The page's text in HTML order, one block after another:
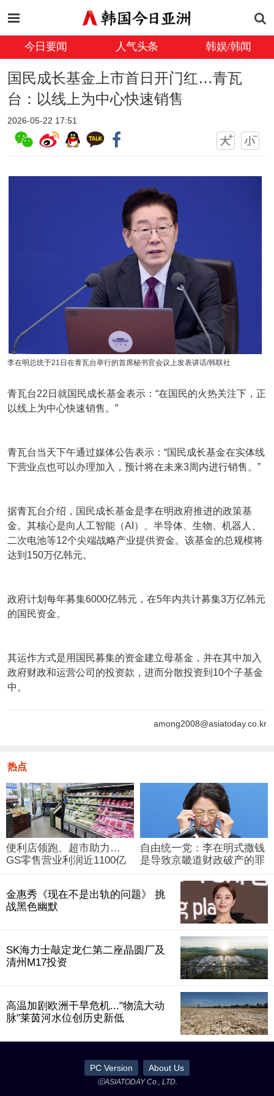
今日要闻 人气头条 韩娱/韩闻
国民成长基金上市首日开门红…青瓦
台：以线上为中心快速销售
2026-05-22 17:51
李在明总统于21日在青瓦台举行的首席秘书官会议上发表讲话/韩联社
青瓦台22日就国民成长基金表示：“在国民的火热关注下，正
以线上为中心快速销售。”
青瓦台当天下午通过媒体公告表示：“国民成长基金在实体线
下营业点也可以办理加入，预计将在未来3周内进行销售。”
据青瓦台介绍，国民成长基金是李在明政府推进的政策基
金。其核心是向人工智能（AI）、半导体、生物、机器人、
二次电池等12个尖端战略产业提供资金。该基金的总规模将
达到150万亿韩元。
政府计划每年募集6000亿韩元，在5年内共计募集3万亿韩元
的国民资金。
其运作方式是用国民募集的资金建立母基金，并在其中加入
政府财政和运营公司的投资款，进而分散投资到10个子基金
中。
among2008@asiatoday.co.kr
热点
便利店领跑、超市助力…
GS零售营业利润近1100亿
自由统一党：李在明式撒钱
是导致京畿道财政破产的罪
金惠秀《现在不是出轨的问题》 挑
战黑色幽默
SK海力士敲定龙仁第二座晶圆厂及
清州M17投资
高温加剧欧洲干旱危机..."物流大动
脉"莱茵河水位创历史新低
PC Version About Us
ⓒASIATODAY Co., LTD.